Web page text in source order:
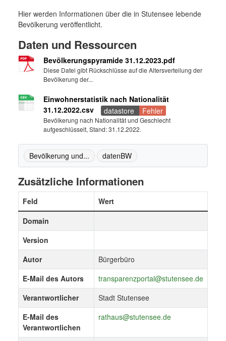
Hier werden Informationen über die in Stutensee lebende
Bevölkerung veröffentlicht.
Daten und Ressourcen
Bevölkerungspyramide 31.12.2023.pdf
Diese Datei gibt Rückschlüsse auf die Altersverteilung der
Bevölkerung der...
Einwohnerstatistik nach Nationalität
31.12.2022.csv
datastore Fehler
Bevölkerung nach Nationalität und Geschlecht
aufgeschlüsselt, Stand: 31.12.2022.
Bevölkerung und... datenBW
Zusätzliche Informationen
Feld
Wert
Domain
Version
Autor
Bürgerbüro
E-Mail des Autors
transparenzportal@stutensee.de
Verantwortlicher
Stadt Stutensee
E-Mail des
Verantwortlichen
rathaus@stutensee.de